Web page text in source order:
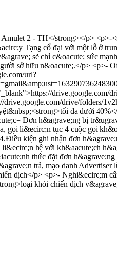
2 - TH</strong></p>
Tạng cổ đại với một lỗ ở
sẽ chỉ c&oacute; sức
sở hữu n&oacute;.</p>
url?
drive/folders/
đa dưới
Đơn h&agrave;ng bị
gọi li&ecirc;n tục 4 cuộc gọi
kiện ghi nhận đơn
hệ với kh&aacute;ch
thức đặt đơn
trả, mạo danh
dịch</p> <p>- Nghi&ecirc;m
khỏi chiến dịch